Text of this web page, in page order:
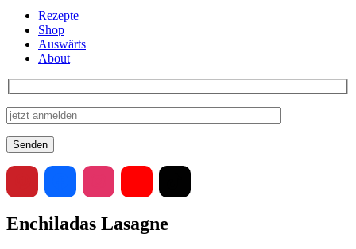
Rezepte
Shop
Auswärts
About
Enchiladas Lasagne